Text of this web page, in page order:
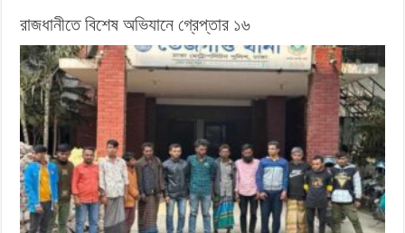
রাজধানীতে বিশেষ অভিযানে গ্রেপ্তার ১৬